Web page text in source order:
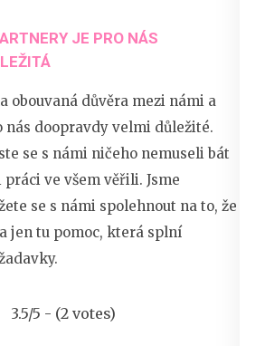
JE PRO NÁS
obouvaná důvěra mezi námi a
nás doopravdy velmi důležité.
se s námi ničeho nemuseli bát
ve všem věřili. Jsme
se s námi spolehnout na to, že
jen tu pomoc, která splní
3.5/5 - (2 votes)